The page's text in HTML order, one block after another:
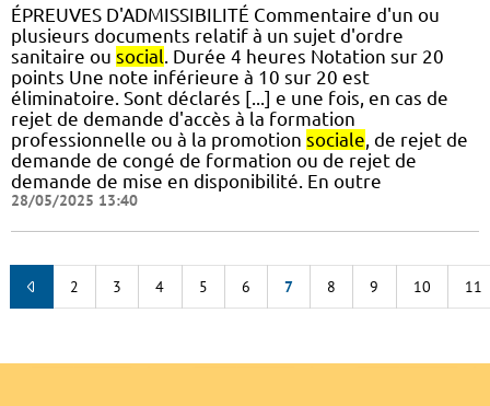
ÉPREUVES D'ADMISSIBILITÉ Commentaire d'un ou
plusieurs documents relatif à un sujet d'ordre
sanitaire ou social. Durée 4 heures Notation sur 20
points Une note inférieure à 10 sur 20 est
éliminatoire. Sont déclarés [...] e une fois, en cas de
rejet de demande d'accès à la formation
professionnelle ou à la promotion sociale, de rejet de
demande de congé de formation ou de rejet de
demande de mise en disponibilité. En outre
28/05/2025 13:40
2 3 4 5 6 7 8 9 10 11